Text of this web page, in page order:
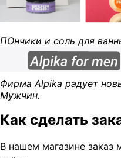
ПОнчики и соль для
Фирма Alpika радует
Мужчин.
Как сделать
В нашем магазине заказ